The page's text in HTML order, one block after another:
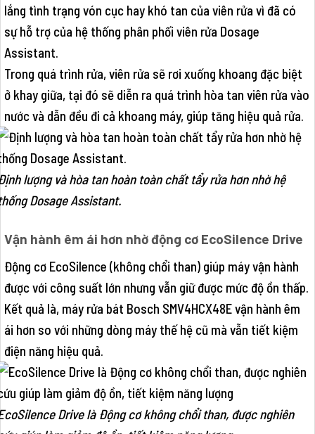
lắng tình trạng vón cục hay khó tan của viên rửa vì đã có
sự hỗ trợ của hệ thống phân phối viên rửa Dosage
Assistant.
Trong quá trình rửa, viên rửa sẽ rơi xuống khoang đặc biệt
ở khay giữa, tại đó sẽ diễn ra quá trình hòa tan viên rửa vào
nước và dẫn đều đi cả khoang máy, giúp tăng hiệu quả rửa.
lượng và hòa tan hoàn toàn chất tẩy rửa hơn nhờ hệ
Dosage Assistant.
Vận hành êm ái hơn nhờ động cơ EcoSilence Drive
Động cơ EcoSilence (không chổi than) giúp máy vận hành
được với công suất lớn nhưng vẫn giữ được mức độ ồn thấp.
Kết quả là, máy rửa bát Bosch SMV4HCX48E vận hành êm
ái hơn so với những dòng máy thế hệ cũ mà vẫn tiết kiệm
điện năng hiệu quả.
Drive là Động cơ không chổi than, được nghiên